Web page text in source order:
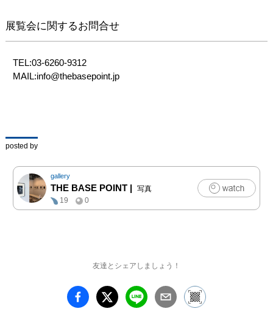
展覧会に関するお問合せ
TEL:03-6260-9312
MAIL:info@thebasepoint.jp
posted by
gallery
THE BASE POINT |
写真
19
0
友達とシェアしましょう！